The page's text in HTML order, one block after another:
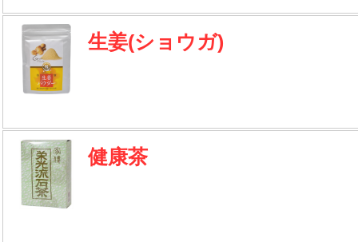
生姜(ショウガ)
健康茶